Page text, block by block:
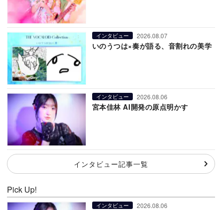
インタビュー 2026.08.07
いのうつは×奏が語る、音割れの美学
インタビュー 2026.08.06
宮本佳林 AI開発の原点明かす
インタビュー記事一覧
Pick Up!
インタビュー 2026.08.06